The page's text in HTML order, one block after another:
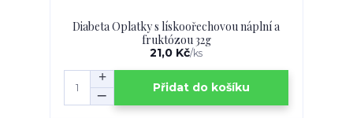
Diabeta Oplatky s lískoořechovou náplní a
fruktózou 32g
21,0 Kč/ks
Přidat do košíku